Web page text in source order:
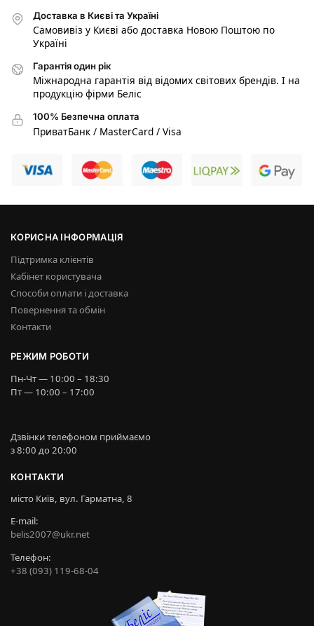
Доставка в Києві та Україні
Самовивіз у Києві або доставка Новою Поштою по
Україні
Гарантія один рік
Міжнародна гарантія від відомих світових брендів. І на
продукцію фірми Беліс
100% Безпечна оплата
ПриватБанк / MasterCard / Visa
КОРИСНА ІНФОРМАЦІЯ
Підтримка клієнтів
Кабінет користувача
Способи оплати і доставка
Повернення та обмін
Контакти
РЕЖИМ РОБОТИ
Пн-Чт — 10:00 – 18:30
Пт — 10:00 – 17:00
Дзвінки телефоном приймаємо
з 8:00 до 20:00
КОНТАКТИ
місто Київ, вул. Гарматна, 8
E-mail:
belis2007@ukr.net
Телефон:
+38 (093) 119-68-04